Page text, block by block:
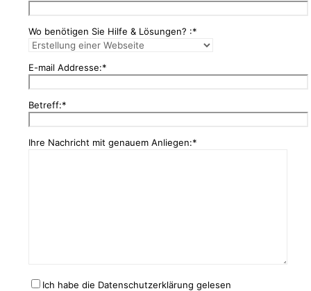
Wo benötigen Sie Hilfe & Lösungen? :*
E-mail Addresse:*
Betreff:*
Ihre Nachricht mit genauem Anliegen:*
Ich habe die Datenschutzerklärung gelesen